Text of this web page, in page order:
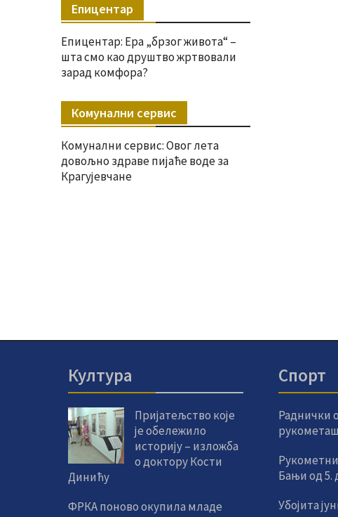
Епицентар
Епицентар: Ера „брзог живота“ –
шта смо као друштво жртвовали
зарад комфора?
Комунални сервис
Комунални сервис: Овог лета
довољно здраве пијаће воде за
Крагујевчане
Култура
Пријатељство које
је обележило
историју – изложба
о доктору Кости
Динићу
ФРКА поново окупила младе
Спорт
Раднички
Бањи од 5.
Убојита